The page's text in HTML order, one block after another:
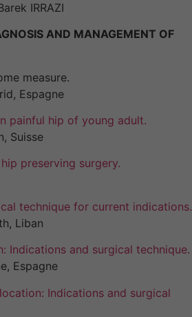
IRRAZI
AND MANAGEMENT OF
measure.
Espagne
painful hip of young adult.
Suisse
preserving surgery.
technique for current indications.
Liban
Indications and surgical technique.
Espagne
Indications and surgical